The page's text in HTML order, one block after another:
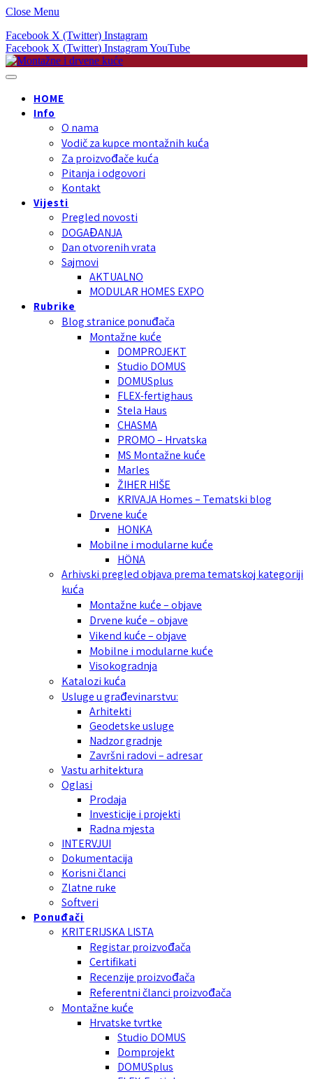
Close Menu
Facebook X (Twitter) Instagram
Facebook X (Twitter) InstagramYouTube
HOME
Info
O nama
Vodič za kupce montažnih kuća
Za proizvođače kuća
Pitanja i odgovori
Kontakt
Vijesti
Pregled novosti
DOGAĐANJA
Dan otvorenih vrata
Sajmovi
AKTUALNO
MODULAR HOMES EXPO
Rubrike
Blog stranice ponuđača
Montažne kuće
DOMPROJEKT
Studio DOMUS
DOMUSplus
FLEX-fertighaus
Stela Haus
CHASMA
PROMO – Hrvatska
MS Montažne kuće
Marles
ŽIHER HIŠE
KRIVAJA Homes – Tematski blog
Drvene kuće
HONKA
Mobilne i modularne kuće
HÖNA
Arhivski pregled objava prema tematskoj kategoriji
kuća
Montažne kuće – objave
Drvene kuće – objave
Vikend kuće – objave
Mobilne i modularne kuće
Visokogradnja
Katalozi kuća
Usluge u građevinarstvu:
Arhitekti
Geodetske usluge
Nadzor gradnje
Završni radovi – adresar
Vastu arhitektura
Oglasi
Prodaja
Investicije i projekti
Radna mjesta
INTERVJUI
Dokumentacija
Korisni članci
Zlatne ruke
Softveri
Ponuđači
KRITERIJSKA LISTA
Registar proizvođača
Certifikati
Recenzije proizvođača
Referentni članci proizvođača
Montažne kuće
Hrvatske tvrtke
Studio DOMUS
Domprojekt
DOMUSplus